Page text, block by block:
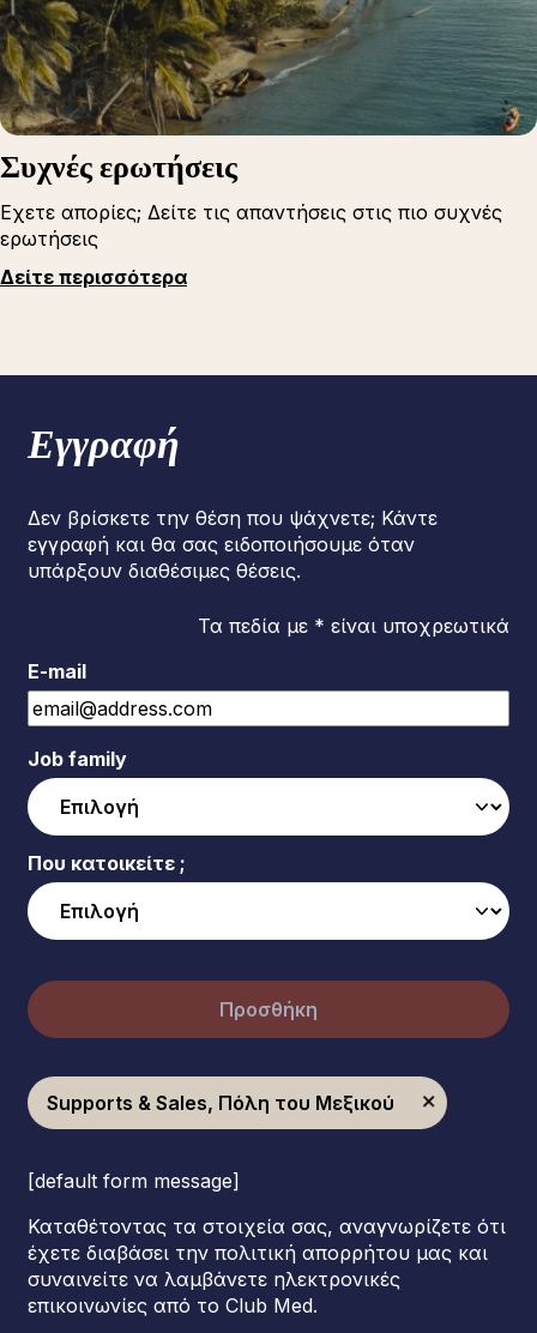
Συχνές ερωτήσεις
Εχετε απορίες; Δείτε τις απαντήσεις στις πιο συχνές
ερωτήσεις
Δείτε περισσότερα
Εγγραφή
Δεν βρίσκετε την θέση που ψάχνετε; Κάντε
εγγραφή και θα σας ειδοποιήσουμε όταν
υπάρξουν διαθέσιμες θέσεις.
Τα πεδία με * είναι υποχρεωτικά
E-mail
Job family
Που κατοικείτε ;
Προσθήκη
Supports & Sales, Πόλη του Μεξικού
[default form message]
Καταθέτοντας τα στοιχεία σας, αναγνωρίζετε ότι
έχετε διαβάσει την πολιτική απορρήτου μας και
συναινείτε να λαμβάνετε ηλεκτρονικές
επικοινωνίες από το Club Med.